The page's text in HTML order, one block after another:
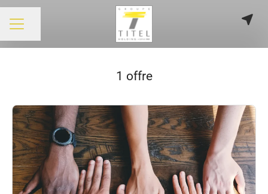
MENU CARRIÈRE
Partager la page
1 offre